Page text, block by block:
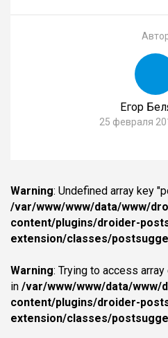
Егор
25 февраля
Warning: Undefined array key
/var/www/www/data/www/
content/plugins/droider-
extension/classes/
Warning: Trying to access
in /var/www/www/data/www/
content/plugins/droider-
extension/classes/